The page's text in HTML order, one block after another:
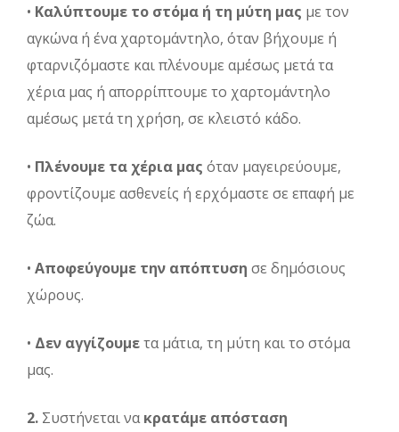
• Καλύπτουμε το στόμα ή τη μύτη μας με τον
αγκώνα ή ένα χαρτομάντηλο, όταν βήχουμε ή
φταρνιζόμαστε και πλένουμε αμέσως μετά τα
χέρια μας ή απορρίπτουμε το χαρτομάντηλο
αμέσως μετά τη χρήση, σε κλειστό κάδο.
• Πλένουμε τα χέρια μας όταν μαγειρεύουμε,
φροντίζουμε ασθενείς ή ερχόμαστε σε επαφή με
ζώα.
• Αποφεύγουμε την απόπτυση σε δημόσιους
χώρους.
• Δεν αγγίζουμετα μάτια, τη μύτη και το στόμα
μας.
2. Συστήνεται νακρατάμε απόσταση